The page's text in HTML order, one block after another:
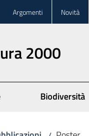
Argomenti Novità
2000
Biodiversità